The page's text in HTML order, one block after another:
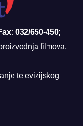
032/650-450;
filmova,
televizijskog